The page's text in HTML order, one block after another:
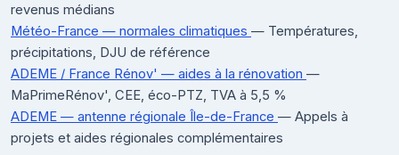
revenus médians
Météo-France — normales climatiques — Températures,
précipitations, DJU de référence
ADEME / France Rénov' — aides à la rénovation —
MaPrimeRénov', CEE, éco-PTZ, TVA à 5,5 %
ADEME — antenne régionale Île-de-France — Appels à
projets et aides régionales complémentaires